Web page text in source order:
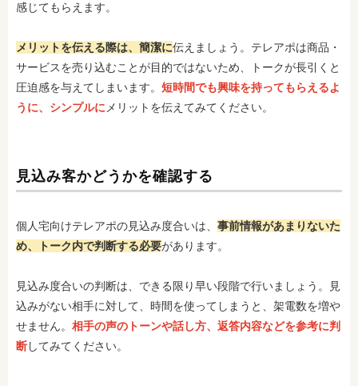
感じてもらえます。
メリットを伝える際は、簡潔に伝えましょう。テレアポは商品・
サービスを売り込むことが目的ではないため、トークが長引くと
圧迫感を与えてしまいます。 短時間でも興味を持ってもらえるよ
うに、シンプルに メリットを伝えてみてください。
見込み客かどうかを確認する
個人宅向けテレアポの見込み度合いは、 事前情報があまりないた
め、トーク内で判断する必要があります。
見込み度合いの判断は、できる限り早い段階で行いましょう。見
込みがない相手に対して、時間を使ってしまうと、架電数を増や
せません。 相手の声のトーンや話し方、返答内容などを参考に判
断してみてください。